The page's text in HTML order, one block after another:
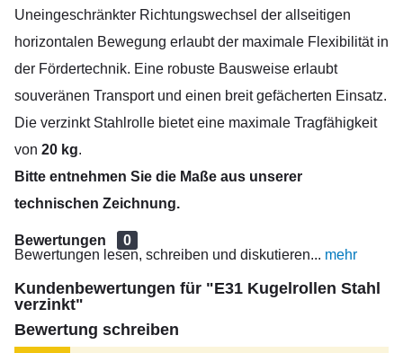
Uneingeschränkter Richtungswechsel der allseitigen
horizontalen Bewegung erlaubt der maximale Flexibilität in
der Fördertechnik. Eine robuste Bausweise erlaubt
souveränen Transport und einen breit gefächerten Einsatz.
Die verzinkt Stahlrolle bietet eine maximale Tragfähigkeit
von 20 kg.
Bitte entnehmen Sie die Maße aus unserer
technischen Zeichnung.
Bewertungen
0
Bewertungen lesen, schreiben und diskutieren... mehr
Kundenbewertungen für "E31 Kugelrollen Stahl
verzinkt"
Bewertung schreiben